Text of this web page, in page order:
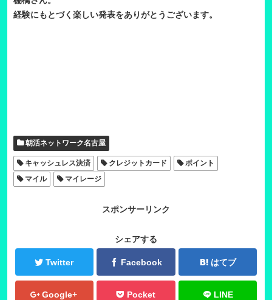
経験にもとづく楽しい発表をありがとうございます。
朝活ネットワーク名古屋
キャッシュレス決済 クレジットカード
ポイント
マイル
マイレージ
スポンサーリンク
シェアする
Twitter Facebook はてブ
Google+ Pocket LINE